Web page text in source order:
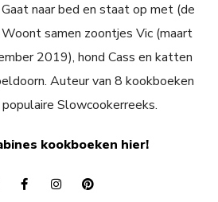
naar bed en staat op met (de
samen zoontjes Vic (maart
2019), hond Cass en katten
Auteur van 8 kookboeken
Slowcookerreeks.
kookboeken hier!